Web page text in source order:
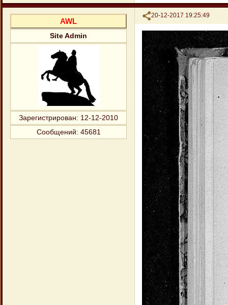
Поделиться
20-12-2017 19:25:49
AWL
Site Admin
Зарегистрирован: 12-12-2010
Сообщений: 45681